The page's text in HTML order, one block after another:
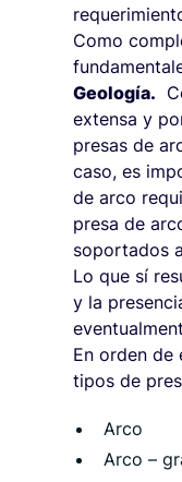
Como
Geología.
extensa y
presas de
caso, es
de arco
presa de
soportados
Lo que sí
y la
En orden de
tipos de
Arco
Arco –